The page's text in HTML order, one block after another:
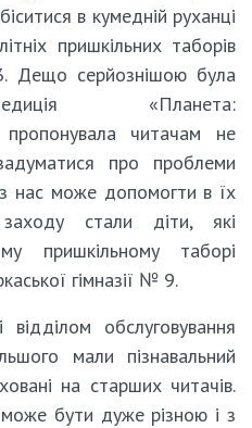
в кумедній руханці
пришкільних таборів
серйознішою була
«Планета:
читачам не
про проблеми
нас може допомогти в їх
заходу стали діти, які
пришкільному таборі
гімназії № 9.
відділом обслуговування
мали пізнавальний
на старших читачів.
бути дуже різною і з